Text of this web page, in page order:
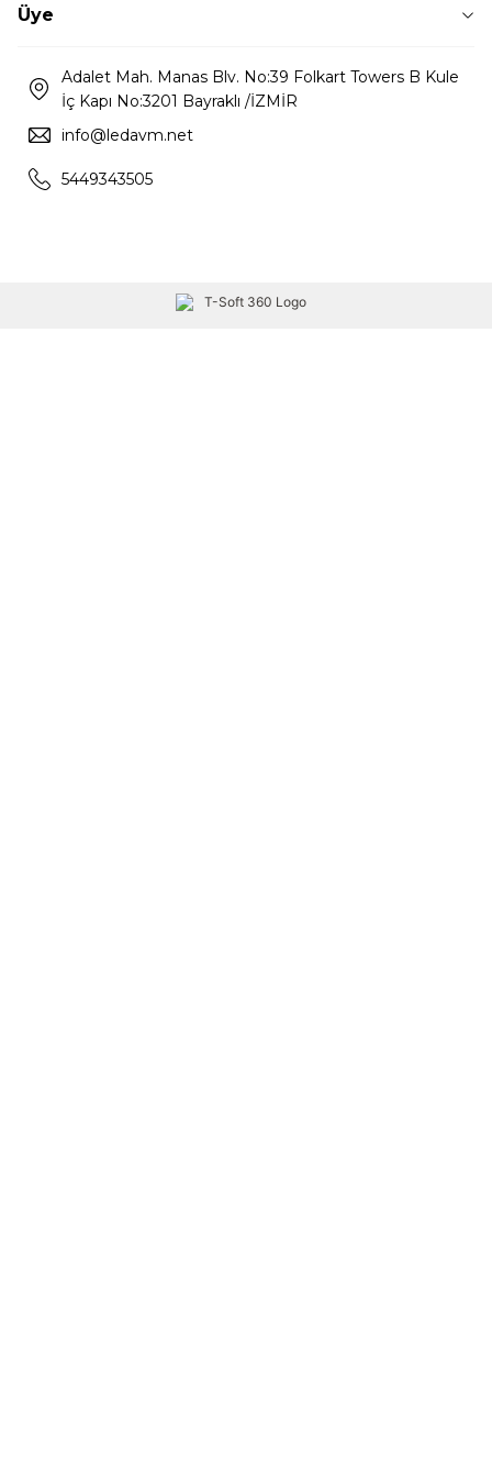
Üye
Adalet Mah. Manas Blv. No:39 Folkart Towers B Kule
İç Kapı No:3201 Bayraklı /İZMİR
info@ledavm.net
5449343505